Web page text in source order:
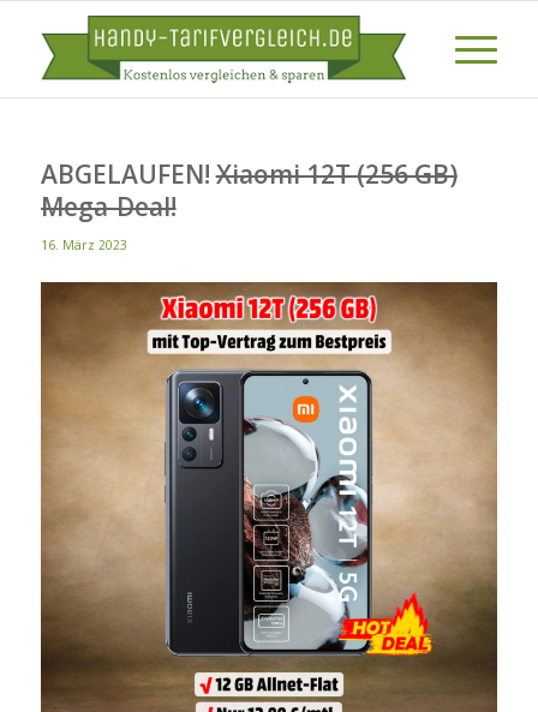
ABGELAUFEN!Xiaomi 12T (256 GB)
Mega-Deal!
16. März 2023